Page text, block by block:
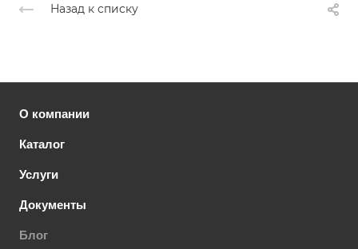
Назад к списку
О компании
Каталог
Услуги
Документы
Блог